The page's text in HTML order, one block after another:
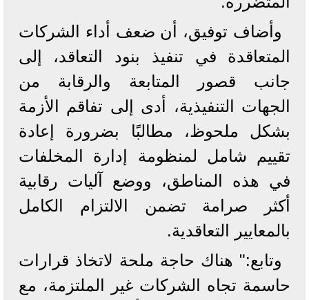
وأضاف توفيق، أن ضعف أداء الشركات
المتعاقدة في تنفيذ بنود التعاقد، إلى
جانب قصور المتابعة والرقابة من
الجهات التنفيذية، أدى إلى تفاقم الأزمة
بشكل ملحوظ، مطالبًا بضرورة إعادة
تقييم شامل لمنظومة إدارة المخلفات
في هذه المناطق، ووضع آليات رقابية
أكثر صرامة تضمن الالتزام الكامل
بالمعايير التعاقدية.
وتابع:" هناك حاجة ملحة لاتخاذ قرارات
حاسمة تجاه الشركات غير الملتزمة، مع